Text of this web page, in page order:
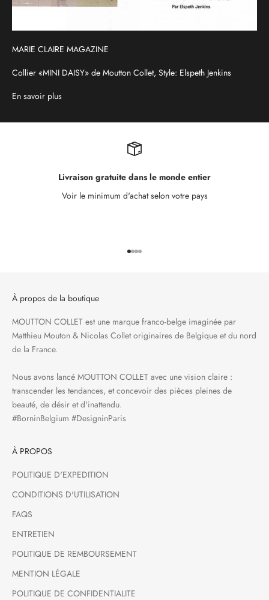
MARIE CLAIRE MAGAZINE
Collier «MINI DAISY» de Moutton Collet, Style: Elspeth Jenkins
En savoir plus
Livraison gratuite dans le monde entier
Voir le minimum d'achat selon votre pays
Aller à l'élément 1
Aller à l'élément 2
Aller à l'élément 3
Aller à l'élément 4
À propos de la boutique
MOUTTON COLLET est une marque franco-belge imaginée par
Matthieu Mouton & Nicolas Collet originaires de Belgique et du nord
de la France.
Nous avons lancé MOUTTON COLLET avec une vision claire :
transcender les tendances, et concevoir des pièces pleines de
beauté, de désir et d'inattendu.
#BorninBelgium #DesigninParis
À PROPOS
POLITIQUE D'EXPEDITION
CONDITIONS D'UTILISATION
FAQS
ENTRETIEN
POLITIQUE DE REMBOURSEMENT
MENTION LÉGALE
POLITIQUE DE CONFIDENTIALITE